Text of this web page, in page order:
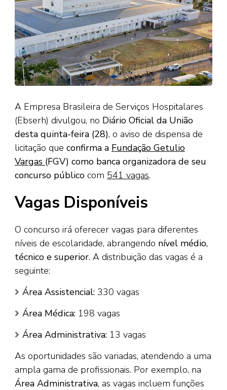
A Empresa Brasileira de Serviços Hospitalares
(Ebserh) divulgou, no Diário Oficial da União
desta quinta-feira (28), o aviso de dispensa de
licitação que confirma a Fundação Getulio
Vargas (FGV) como banca organizadora de seu
concurso público com 541 vagas.
Vagas Disponíveis
O concurso irá oferecer vagas para diferentes
níveis de escolaridade, abrangendo nível médio,
técnico e superior. A distribuição das vagas é a
seguinte:
Área Assistencial: 330 vagas
Área Médica: 198 vagas
Área Administrativa: 13 vagas
As oportunidades são variadas, atendendo a uma
ampla gama de profissionais. Por exemplo, na
Área Administrativa, as vagas incluem funções